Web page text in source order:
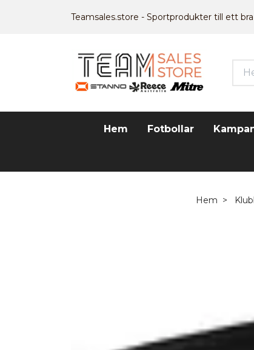
Teamsales.store - Sportprodukter till ett
Hem Fotbollar
Hem